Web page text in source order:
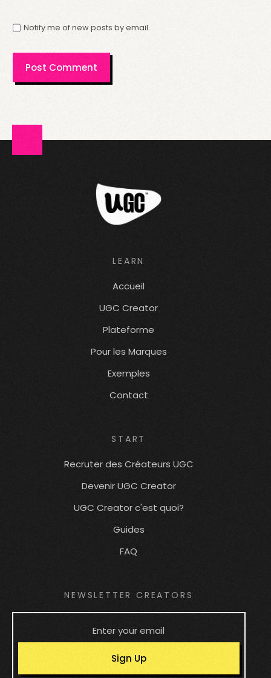
Notify me of new posts by email.
LEARN
Accueil
UGC Creator
Plateforme
Pour les Marques
Exemples
Contact
START
Recruter des Créateurs UGC
Devenir UGC Creator
UGC Creator c'est quoi?
Guides
FAQ
NEWSLETTER CREATORS
Sign Up